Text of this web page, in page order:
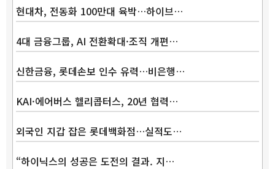
현대차, 전동화 100만대 육박…하이브…
4대 금융그룹, AI 전환확대·조직 개편…
신한금융, 롯데손보 인수 유력…비은행…
KAI·에어버스 헬리콥터스, 20년 협력…
외국인 지갑 잡은 롯데백화점…실적도…
“하이닉스의 성공은 도전의 결과. 지…